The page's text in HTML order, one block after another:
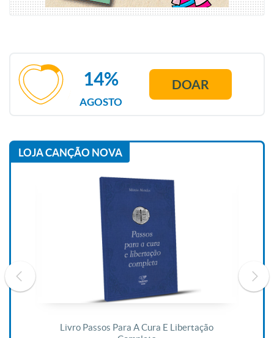
AGOSTO
14% DOAR
LOJA CANÇÃO NOVA
Livro Passos Para A Cura E Libertação